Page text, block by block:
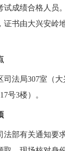
试成绩合格人员
证书由大兴安岭
司法局307室（
号3楼）。
法部有关通知要